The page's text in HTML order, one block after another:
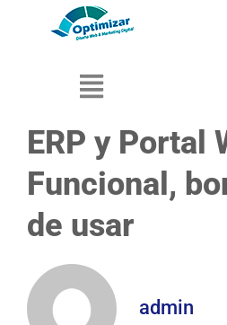
ERP y Portal
Funcional,
de usar
admin